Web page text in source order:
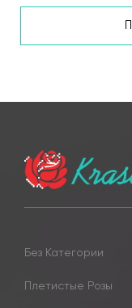
Без Категории
Плетистые Розы